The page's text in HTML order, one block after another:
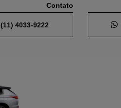
Contato
(11) 4033-9222